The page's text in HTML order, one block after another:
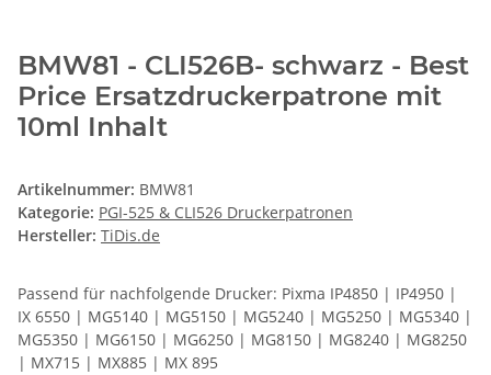
BMW81 - CLI526B- schwarz - Best
Price Ersatzdruckerpatrone mit
10ml Inhalt
Artikelnummer: BMW81
Kategorie: PGI-525 & CLI526 Druckerpatronen
Hersteller: TiDis.de
Passend für nachfolgende Drucker: Pixma IP4850 | IP4950 |
IX 6550 | MG5140 | MG5150 | MG5240 | MG5250 | MG5340 |
MG5350 | MG6150 | MG6250 | MG8150 | MG8240 | MG8250
| MX715 | MX885 | MX 895